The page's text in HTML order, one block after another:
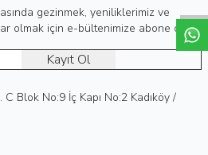
gezinmek, yeniliklerimiz ve
olmak için e-bültenimize abone olun!
Kayıt Ol
Blok No:9 İç Kapı No:2 Kadıköy /